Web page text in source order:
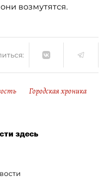
возмутятся.
Городская хроника
здесь